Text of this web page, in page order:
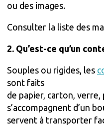
ou des images.
Consulter la liste des
2. Qu’est-ce qu’un
Souples ou rigides, les
sont faits
de papier, carton,
s’accompagnent d’un
servent à transporter